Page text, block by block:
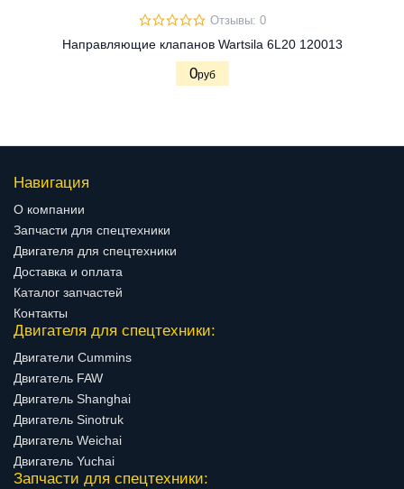
Отзывы: 0
Направляющие клапанов Wartsila 6L20 120013
0руб
Навигация
О компании
Запчасти для спецтехники
Двигателя для спецтехники
Доставка и оплата
Каталог запчастей
Контакты
Двигателя для спецтехники:
Двигатели Cummins
Двигатель FAW
Двигатель Shanghai
Двигатель Sinotruk
Двигатель Weichai
Двигатель Yuchai
Запчасти для спецтехники: